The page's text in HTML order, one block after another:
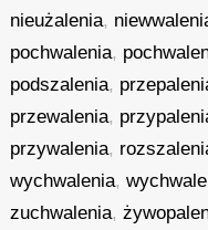
nieużalenia,
pochwalenia,
podszalenia,
przewalenia,
przywalenia,
wychwalenia,
zuchwalenia,